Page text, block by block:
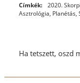
Címkék: 2020.
Asztrológia, Planétás,
Ha tetszett, oszd